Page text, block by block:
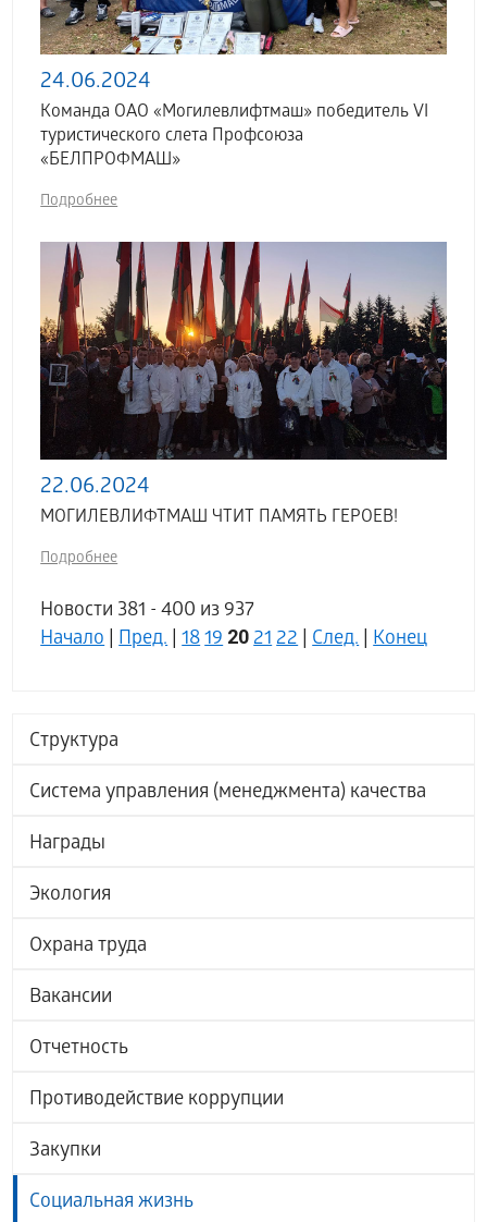
Структура
Система управления (менеджмента) качества
Награды
Экология
Охрана труда
Вакансии
Отчетность
Противодействие коррупции
Закупки
Социальная жизнь
24.06.2024
Команда ОАО «Могилевлифтмаш» победитель VI
туристического слета Профсоюза
«БЕЛПРОФМАШ»
Подробнее
22.06.2024
МОГИЛЕВЛИФТМАШ ЧТИТ ПАМЯТЬ ГЕРОЕВ!
Подробнее
Новости 381 - 400 из 937
Начало|Пред.|1819 20 2122|След.|Конец